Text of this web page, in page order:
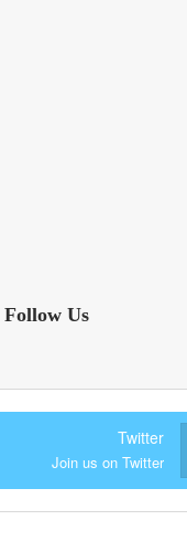
Follow Us
Twitter
Join us on Twitter